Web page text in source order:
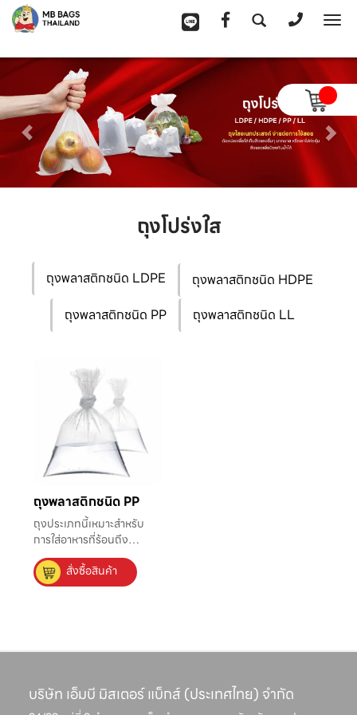
ถุงโปร่งใส
ถุงพลาสติกชนิด LDPE
ถุงพลาสติกชนิด HDPE
ถุงพลาสติกชนิด PP
ถุงพลาสติกชนิด LL
ถุงพลาสติกชนิด PP
ถุงประเภทนี้เหมาะสำหรับ
การใส่อาหารที่ร้อนถึง
จุดเดือด โดยใส่ของร้อนที่มี
อุณหภูมิได้ถึง 100°C เช่น
น้ำแกง กาแฟร้อน และ
สั่งซื้อสินค้า
บริษัท เอ็มบี มิสเตอร์ แบ็กส์ (ประเทศไทย) จำกัด